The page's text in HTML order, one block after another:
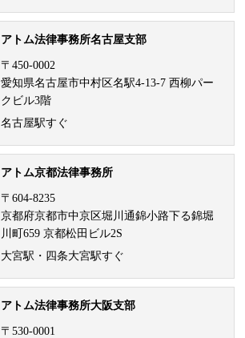
アトム法律事務所名古屋支部
〒450-0002
愛知県名古屋市中村区名駅4-13-7 西柳パー
クビル3階
名古屋駅すぐ
アトム京都法律事務所
〒604-8235
京都府京都市中京区堀川通錦小路下る錦堀
川町659 京都松田ビル2S
大宮駅・四条大宮駅すぐ
アトム法律事務所大阪支部
〒530-0001